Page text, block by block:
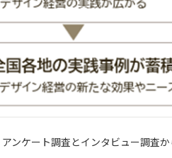
ンケート調査とインタビュー調査